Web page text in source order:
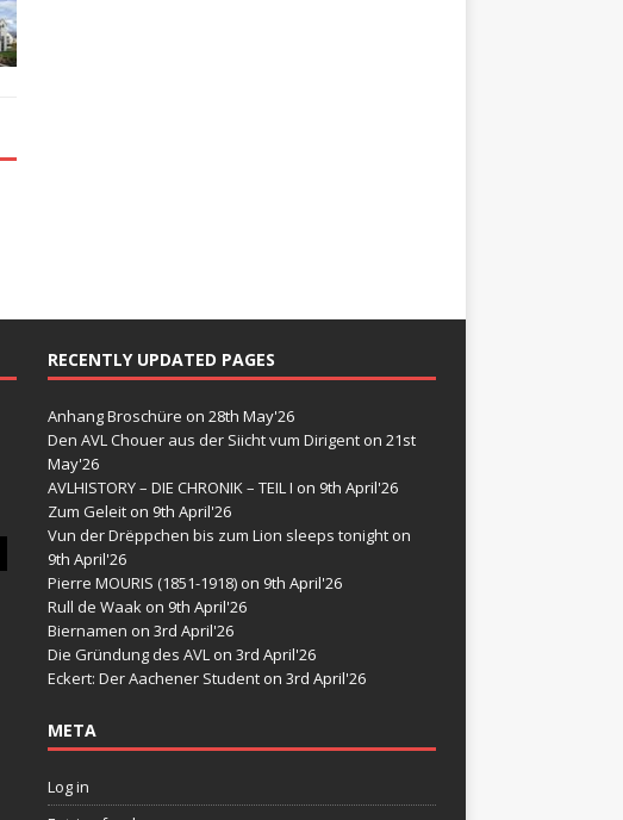
RECENTLY UPDATED PAGES
Anhang Broschüre on 28th May'26
Den AVL Chouer aus der Siicht vum Dirigenton 21st
May'26
AVLHISTORY – DIE CHRONIK – TEIL I on 9th April'26
Zum Geleiton 9th April'26
Vun der Drëppchen bis zum Lion sleeps tonighton
9th April'26
Pierre MOURIS (1851-1918)on 9th April'26
Rull de Waakon 9th April'26
Biernamen on 3rd April'26
Die Gründung des AVLon 3rd April'26
Eckert: Der Aachener Studenton 3rd April'26
META
Log in